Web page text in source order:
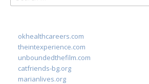
for:
okhealthcareers.com
theintexperience.com
unboundedthefilm.com
catfriends-bg.org
marianlives.org